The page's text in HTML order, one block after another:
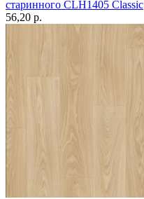
старинного CLН1405 Classic
56,20 p.